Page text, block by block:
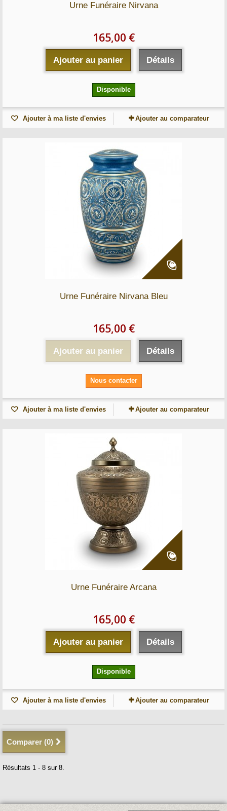
Urne Funéraire Nirvana
165,00 €
Ajouter au panier Détails
Disponible
Ajouter à ma liste d'envies Ajouter au comparateur
Urne Funéraire Nirvana Bleu
165,00 €
Ajouter au panier Détails
Nous contacter
Ajouter à ma liste d'envies Ajouter au comparateur
Urne Funéraire Arcana
165,00 €
Ajouter au panier Détails
Disponible
Ajouter à ma liste d'envies Ajouter au comparateur
Comparer (0)
Résultats 1 - 8 sur 8.